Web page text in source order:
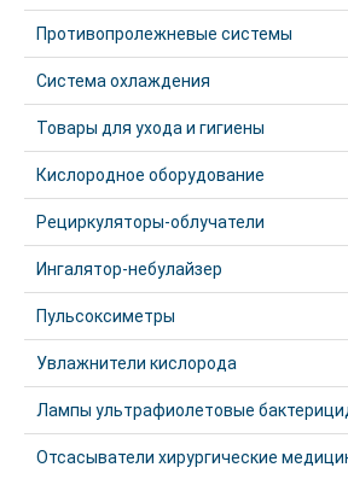
Противопролежневые системы
Система охлаждения
Товары для ухода и гигиены
Кислородное оборудование
Рециркуляторы-облучатели
Ингалятор-небулайзер
Пульсоксиметры
Увлажнители кислорода
Лампы ультрафиолетовые
Отсасыватели хирургические